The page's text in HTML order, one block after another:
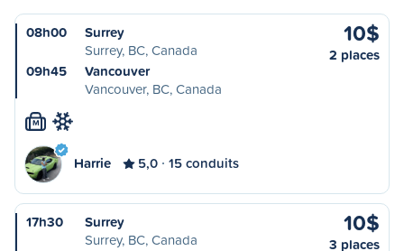
08h00
Surrey
Surrey, BC, Canada
09h45
Vancouver
Vancouver, BC, Canada
10$
2 places
M
Harrie 5,0 15 conduits
17h30
Surrey
Surrey, BC, Canada
10$
3 places